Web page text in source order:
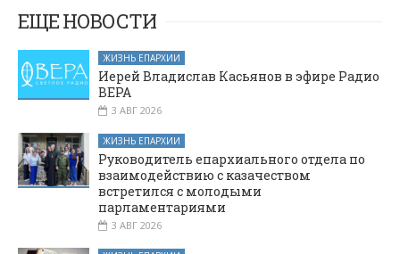
станице
Багаевской, в
преддверии
начала сбора
урожая
Майском
ЕЩЕ НОВОСТИ
ЖИЗНЬ ЕПАРХИИ
Иерей Владислав Касьянов в эфире Радио
ВЕРА
3 АВГ 2026
ЖИЗНЬ ЕПАРХИИ
Руководитель епархиального отдела по
взаимодействию с казачеством
встретился с молодыми
парламентариями
3 АВГ 2026